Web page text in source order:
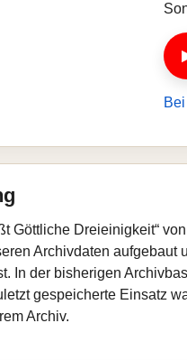
Göttliche Dreieinigkeit“
Archivdaten aufgebaut
In der bisherigen
gespeicherte Einsatz
Archiv.